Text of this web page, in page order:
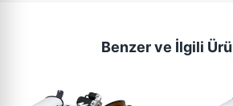
Benzer ve İlgili